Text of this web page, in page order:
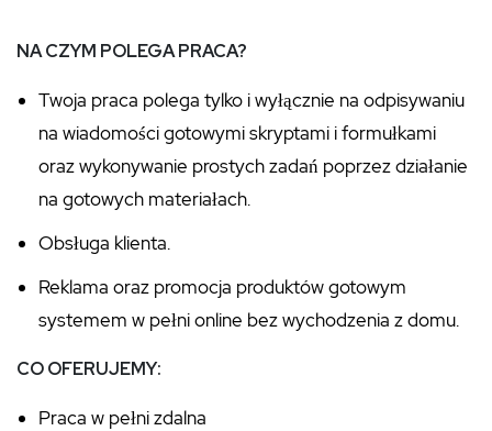
NA CZYM POLEGA PRACA?
Twoja praca polega tylko i wyłącznie na odpisywaniu
na wiadomości gotowymi skryptami i formułkami
oraz wykonywanie prostych zadań poprzez działanie
na gotowych materiałach.
Obsługa klienta.
Reklama oraz promocja produktów gotowym
systemem w pełni online bez wychodzenia z domu.
CO OFERUJEMY:
Praca w pełni zdalna